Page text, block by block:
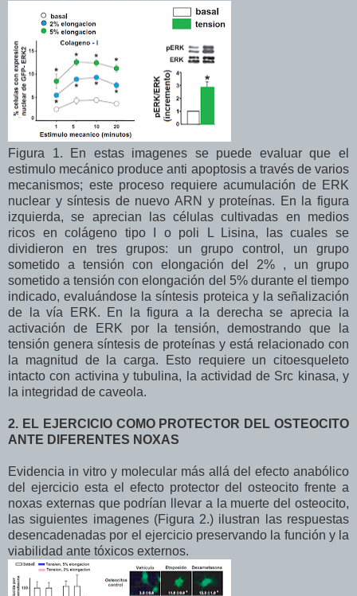
Figura 1. En estas imagenes se puede evaluar que el
estimulo mecánico produce anti apoptosis a través de varios
mecanismos; este proceso requiere acumulación de ERK
nuclear y síntesis de nuevo ARN y proteínas. En la figura
izquierda, se aprecian las células cultivadas en medios
ricos en colágeno tipo I o poli L Lisina, las cuales se
dividieron en tres grupos: un grupo control, un grupo
sometido a tensión con elongación del 2% , un grupo
sometido a tensión con elongación del 5% durante el tiempo
indicado, evaluándose la síntesis proteica y la señalización
de la vía ERK. En la figura a la derecha se aprecia la
activación de ERK por la tensión, demostrando que la
tensión genera síntesis de proteínas y está relacionado con
la magnitud de la carga. Esto requiere un citoesqueleto
intacto con activina y tubulina, la actividad de Src kinasa, y
la integridad de caveola.
2. EL EJERCICIO COMO PROTECTOR DEL OSTEOCITO
ANTE DIFERENTES NOXAS
Evidencia in vitro y molecular más allá del efecto anabólico
del ejercicio esta el efecto protector del osteocito frente a
noxas externas que podrían llevar a la muerte del osteocito,
las siguientes imagenes (Figura 2.) ilustran las respuestas
desencadenadas por el ejercicio preservando la función y la
viabilidad ante tóxicos externos.